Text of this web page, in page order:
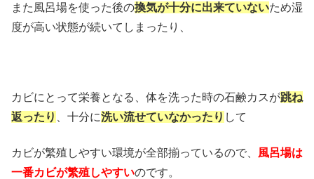
また風呂場を使った後の換気が十分に出来ていないため湿
度が高い状態が続いてしまったり、
カビにとって栄養となる、体を洗った時の石鹸カスが跳ね
返ったり
、十分に洗い流せていなかったり して
カビが繁殖しやすい環境が全部揃っているので、 風呂場は
一番カビが繁殖しやすいのです。